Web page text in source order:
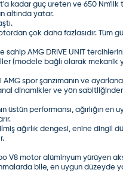
kadar güç üreten ve 650
altında yatar.
çok daha fazlasıdır. Tüm
AMG DRIVE UNIT
(modele bağlı olarak
spor şanzımanın ve
dinamikler ve yön sabitliğinden
performansı, ağırlığın en
ağırlık dengesi, enine dingil
motor alüminyum yürüyen
bile, en uygun düzeyde